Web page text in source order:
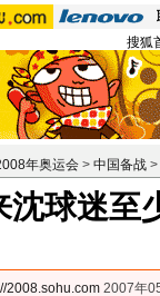
搜狐
年奥运会 > 中国备战 >
沈球迷至
2008.sohu.com 2007年